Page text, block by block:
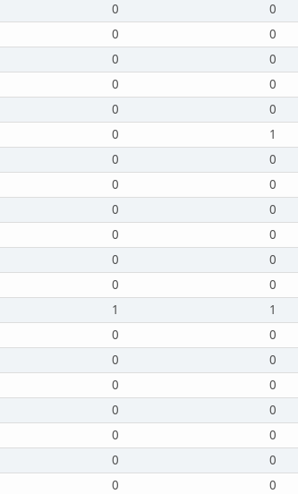
0 0
0 0
0 0
0 0
0 0
0 1
0 0
0 0
0 0
0 0
0 0
0 0
1 1
0 0
0 0
0 0
0 0
0 0
0 0
0 0